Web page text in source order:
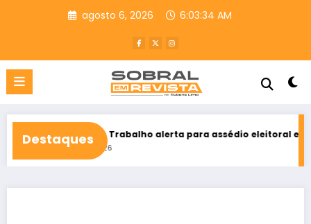
agosto 6, 2026 6:03:35 AM
Destaques
do Trabalho alerta para assédio eleitoral e reforça direito ao